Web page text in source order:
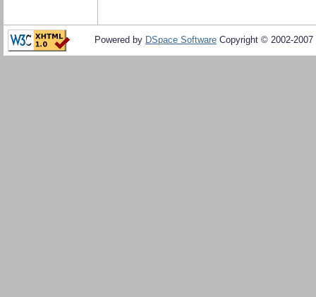
Powered by DSpace Software Copyright © 2002-2007